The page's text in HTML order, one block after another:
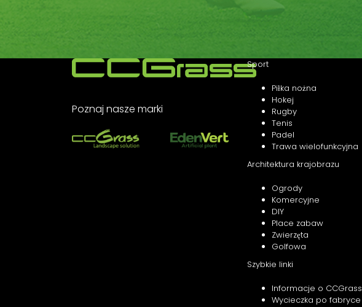
Poznaj nasze marki
Sport
Piłka nożna
Hokej
Rugby
Tenis
Padel
Trawa wielofunkcyjna
Architektura krajobrazu
Ogrody
Komercyjne
DIY
Place zabaw
Zwierzęta
Golfowa
Szybkie linki
Informacje o CCGrass
Wycieczka po fabryce